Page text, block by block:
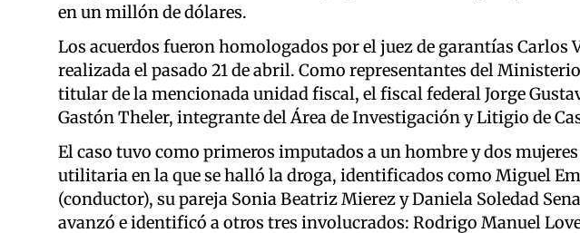
en un millón de dólares.
Los acuerdos fueron homologados por el juez de garantías Carlos
realizada el pasado 21 de abril. Como representantes del
titular de la mencionada unidad fiscal, el fiscal federal Jorge
Gastón Theler, integrante del Área de Investigación y Litigio de
El caso tuvo como primeros imputados a un hombre y dos
utilitaria en la que se halló la droga, identificados como Miguel
(conductor), su pareja Sonia Beatriz Mierez y Daniela Soledad
avanzó e identificó a otros tres involucrados: Rodrigo Manuel